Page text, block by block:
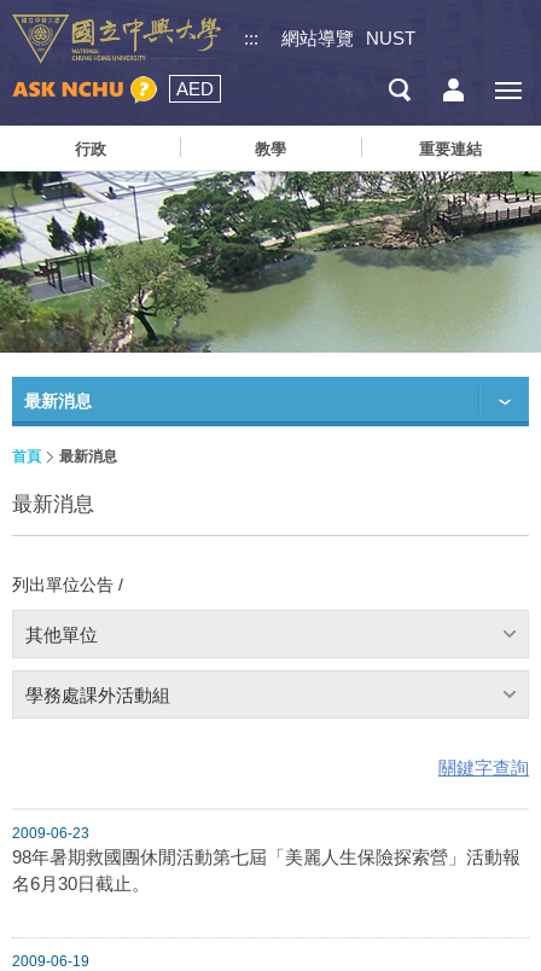
::: 網站導覽 NUST
AED
行政 教學 重要連結
最新消息
首頁 最新消息
最新消息
列出單位公告 /
其他單位
學務處課外活動組
關鍵字查詢
2009-06-23
98年暑期救國團休閒活動第七屆「美麗人生保險探索營」活動報
名6月30日截止。
2009-06-19